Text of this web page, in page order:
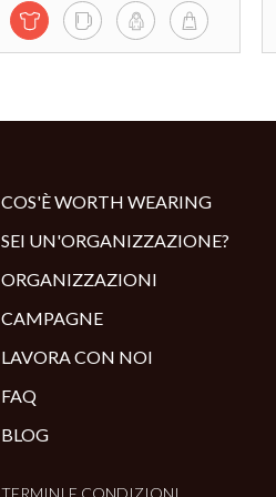
COS'È WORTH WEARING
SEI UN'ORGANIZZAZIONE?
ORGANIZZAZIONI
CAMPAGNE
LAVORA CON NOI
FAQ
BLOG
TERMINI E CONDIZIONI